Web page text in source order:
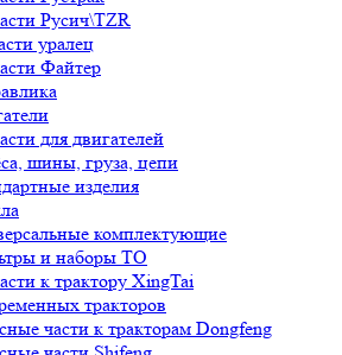
Русич\TZR
уралец
Файтер
для двигателей
шины, груза, цепи
изделия
комплектующие
и наборы ТО
к трактору XingTai
тракторов
части к тракторам Dongfeng